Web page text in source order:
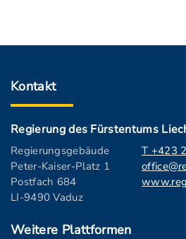
Kontakt
Regierung des Fürstentums
Regierungsgebäude
Peter-Kaiser-Platz 1
Postfach 684
LI-9490 Vaduz
T +423
Weitere Plattformen